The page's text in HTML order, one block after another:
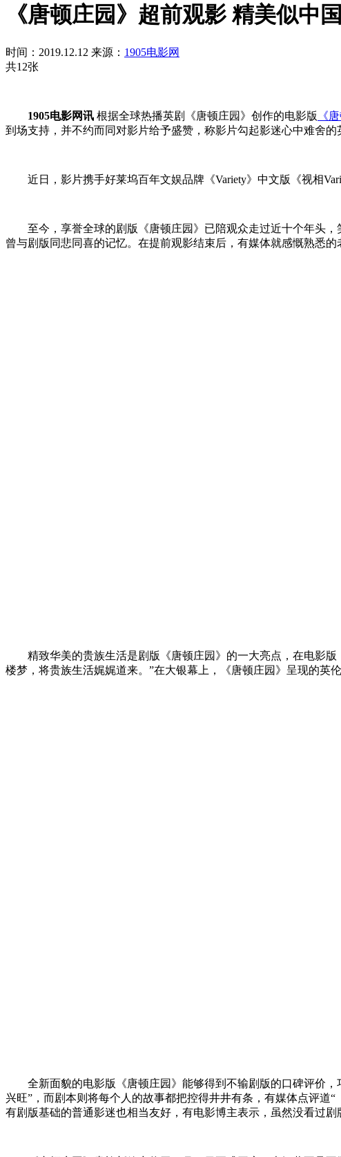
《唐顿庄园》超前观影 精美似中
时间：2019.12.12 来源： 1905电影网
共12张
1905电影网讯 根据全球热播英剧《唐顿庄园》创作的电影版 《
到场支持，并不约而同对影片给予盛赞，称影片勾起影迷心中难舍的
近日，影片携手好莱坞百年文娱品牌《Variety》中文版《视相
至今，享誉全球的剧版《唐顿庄园》已陪观众走过近十个年头
曾与剧版同悲同喜的记忆。在提前观影结束后，有媒体就感慨熟悉
精致华美的贵族生活是剧版《唐顿庄园》的一大亮点，在电影
楼梦，将贵族生活娓娓道来。”在大银幕上，《唐顿庄园》呈现的英
全新面貌的电影版《唐顿庄园》能够得到不输剧版的口碑评价
兴旺”，而剧本则将每个人的故事都把控得井井有条，有媒体点评道
有剧版基础的普通影迷也相当友好，有电影博主表示，虽然没看过剧